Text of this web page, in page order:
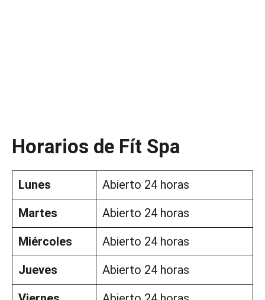
Horarios de Fít Spa
Lunes
Abierto 24 horas
Martes
Abierto 24 horas
Miércoles
Abierto 24 horas
Jueves
Abierto 24 horas